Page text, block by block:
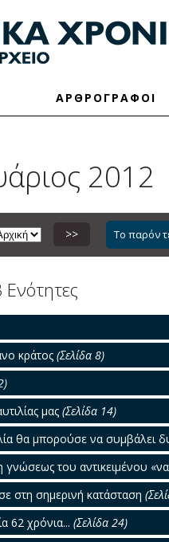
ΑΡΘΡΟΓΡΑΦΟΙ
2012
>> Το παρόν
Ενότητες
κράτος (Σελίδα 8)
μας (Σελίδα 14)
θα μπορούσε να συμβάλει
του αντικειμένου
στη σημερινή κατάσταση
62 χρόνια... (Σελίδα 24)